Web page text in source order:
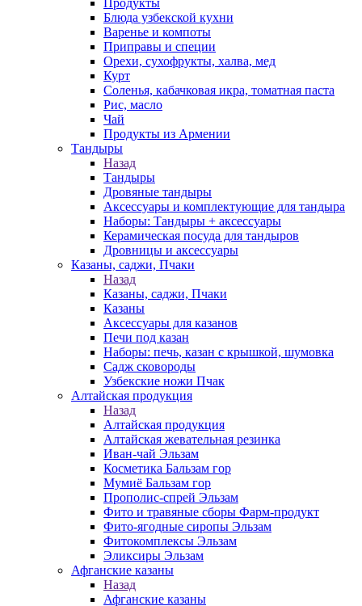
Продукты
Блюда узбекской кухни
Варенье и компоты
Приправы и специи
Орехи, сухофрукты, халва, мед
Курт
Соленья, кабачковая икра, томатная паста
Рис, масло
Чай
Продукты из Армении
Тандыры
Назад
Тандыры
Дровяные тандыры
Аксессуары и комплектующие для тандыра
Наборы: Тандыры + аксессуары
Керамическая посуда для тандыров
Дровницы и аксессуары
Казаны, саджи, Пчаки
Назад
Казаны, саджи, Пчаки
Казаны
Аксессуары для казанов
Печи под казан
Наборы: печь, казан с крышкой, шумовка
Садж сковороды
Узбекские ножи Пчак
Алтайская продукция
Назад
Алтайская продукция
Алтайская жевательная резинка
Иван-чай Эльзам
Косметика Бальзам гор
Мумиё Бальзам гор
Прополис-спрей Эльзам
Фито и травяные сборы Фарм-продукт
Фито-ягодные сиропы Эльзам
Фитокомплексы Эльзам
Эликсиры Эльзам
Афганские казаны
Назад
Афганские казаны